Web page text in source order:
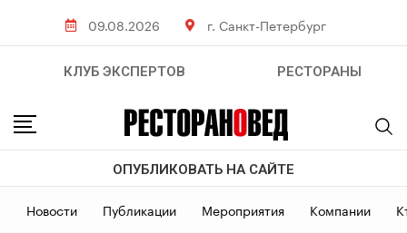
09.08.2026 г. Санкт-Петербург
КЛУБ ЭКСПЕРТОВ РЕСТОРАНЫ
ОПУБЛИКОВАТЬ НА САЙТЕ
Новости Публикации Мероприятия Компании